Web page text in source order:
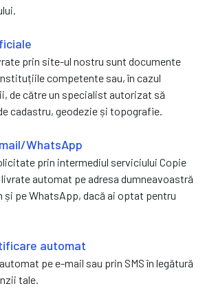
prin site-ul nostru sunt documente
competente sau, în cazul
de către un specialist autorizat să
cadastru, geodezie și topografie.
WhatsApp
prin intermediul serviciului Copie
automat pe adresa dumneavoastră
și pe WhatsApp, dacă ai optat pentru
automat
pe e-mail sau prin SMS în legătură
tale.